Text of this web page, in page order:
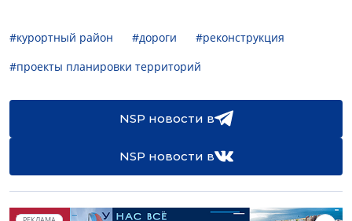
#курортный район #дороги
#реконструкция
#проекты планировки территорий
NSP новости в
NSP новости в